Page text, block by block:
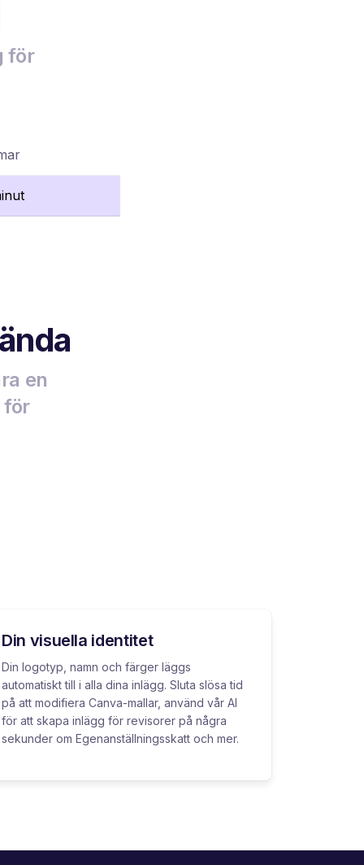
för
en
för
Din visuella identitet
Din logotyp, namn och färger läggs
automatiskt till i alla dina inlägg. Sluta slösa tid
på att modifiera Canva-mallar, använd vår AI
för att skapa inlägg för revisorer på några
sekunder om Egenanställningsskatt och mer.